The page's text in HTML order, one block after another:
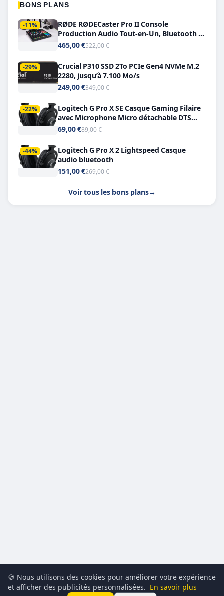
BONS PLANS
-11%
RØDE RØDECaster Pro II Console
Production Audio Tout-en-Un, Bluetooth et
Double USB-C
465,00 €522,00 €
-29%
Crucial P310 SSD 2To PCIe Gen4 NVMe M.2
2280, jusqu’à 7.100 Mo/s
249,00 €349,00 €
-22%
Logitech G Pro X SE Casque Gaming Filaire
avec Microphone Micro détachable DTS
Headphone X 7.1
69,00 €89,00 €
-44%
Logitech G Pro X 2 Lightspeed Casque
audio bluetooth
151,00 €269,00 €
Voir tous les bons plans→
🍪 Nous utilisons des cookies pour améliorer votre expérience
et afficher des publicités personnalisées. En savoir plus